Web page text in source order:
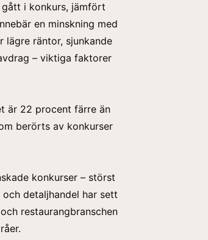
i konkurs, jämfört
en minskning med
lägre räntor, sjunkande
– viktiga faktorer
är 22 procent färre än
berörts av konkurser
konkurser – störst
detaljhandel har sett
restaurangbranschen